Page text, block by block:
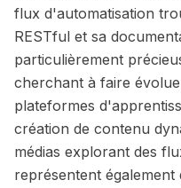
flux d'automatisation
RESTful et sa
particulièrement
cherchant à faire
plateformes
création de contenu
médias explorant des
représentent également